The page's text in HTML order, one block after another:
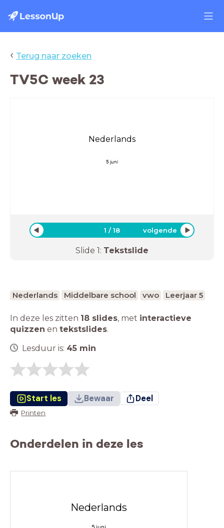
‹ Terug naar zoeken
TV5C week 23
Nederlands
5 juni
1 /18 volgende
Slide 1: Tekstslide
Nederlands Middelbare school vwo Leerjaar 5
In deze les zitten 18 slides, met interactieve
quizzen en tekstslides.
Lesduur is: 45 min
Start les Bewaar Deel
Printen
Onderdelen in deze les
Nederlands